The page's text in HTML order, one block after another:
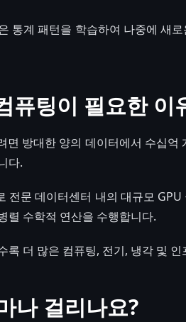
통계 패턴을 학습하여 나중에 새
퓨팅이 필요한 이
면 방대한 양의 데이터에서 수십
다.
전문 데이터센터 내의 대규모
렬 수학적 연산을 수행합니다.
록 더 많은 컴퓨팅, 전기, 냉각 및
나 걸리나요?